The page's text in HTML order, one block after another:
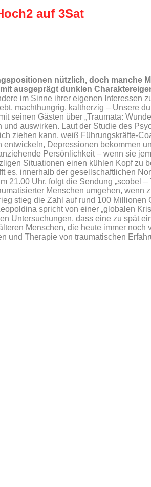
auf 3Sat
nützlich, doch manche
ausgeprägt dunklen
im Sinne ihrer eigenen Interessen
machthungrig, kaltherzig – Unsere
seinen Gästen über „Traumata:
auswirken. Laut der Studie des
ziehen kann, weiß Führungskräfte-
Depressionen bekommen
Persönlichkeit – wenn sie
Situationen einen kühlen Kopf zu
innerhalb der gesellschaftlichen
Uhr, folgt die Sendung „scobel
Menschen umgehen,
stieg die Zahl auf rund 100
spricht von einer „globalen
Untersuchungen, dass eine zu spät
Menschen, die heute immer
Therapie von traumatischen